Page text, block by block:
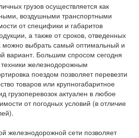
грузов осуществляется как
воздушными транспортными
от специфики и габаритов
а также от сроков, отведенных
можно выбрать самый оптимальный и
вариант. Большим спросом сегодня
техники железнодорожным
поездом позволяет перевезти
товаров или крупногабаритное
грузоперевозок актуален в любое
от погодных условий (в отличие
железнодорожной сети позволяет